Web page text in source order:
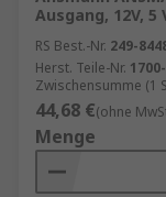
Ausgang, 12V, 5
RS Best.-Nr. 249-
Herst. Teile-Nr.
Zwischensumme (1
44,68 €(ohne
Menge